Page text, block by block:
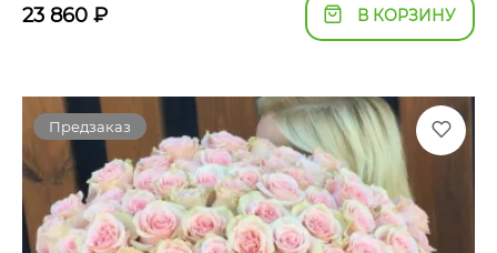
23 860 ₽ В КОРЗИНУ
Предзаказ